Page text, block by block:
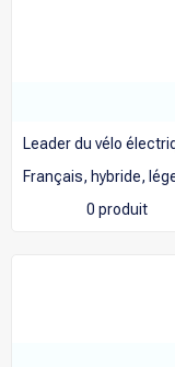
Leader du vélo
Français, hybride,
0 produit